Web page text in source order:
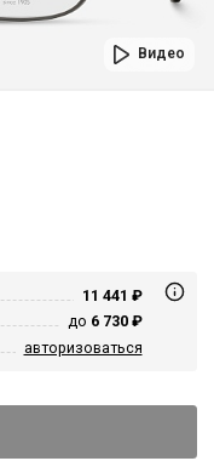
Видео
11 441 ₽
до 6 730 ₽
авторизоваться